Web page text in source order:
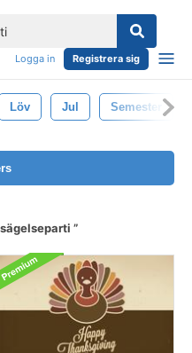
Logga in Registrera sig
Löv Jul Semester